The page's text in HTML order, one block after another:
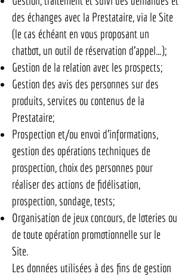
des échanges avec la Prestataire, via le Site
(le cas échéant en vous proposant un
chatbot, un outil de réservation d’appel…);
Gestion de la relation avec les prospects;
Gestion des avis des personnes sur des
produits, services ou contenus de la
Prestataire;
Prospection et/ou envoi d’informations,
gestion des opérations techniques de
prospection, choix des personnes pour
réaliser des actions de fidélisation,
prospection, sondage, tests;
Organisation de jeux concours, de loteries ou
de toute opération promotionnelle sur le
Site.
Les données utilisées à des fins de gestion